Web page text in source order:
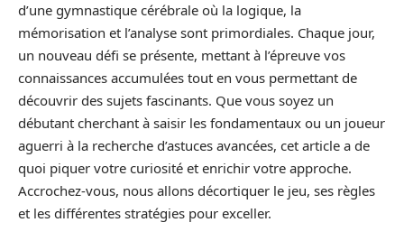
d’une gymnastique cérébrale où la logique, la
mémorisation et l’analyse sont primordiales. Chaque jour,
un nouveau défi se présente, mettant à l’épreuve vos
connaissances accumulées tout en vous permettant de
découvrir des sujets fascinants. Que vous soyez un
débutant cherchant à saisir les fondamentaux ou un joueur
aguerri à la recherche d’astuces avancées, cet article a de
quoi piquer votre curiosité et enrichir votre approche.
Accrochez-vous, nous allons décortiquer le jeu, ses règles
et les différentes stratégies pour exceller.